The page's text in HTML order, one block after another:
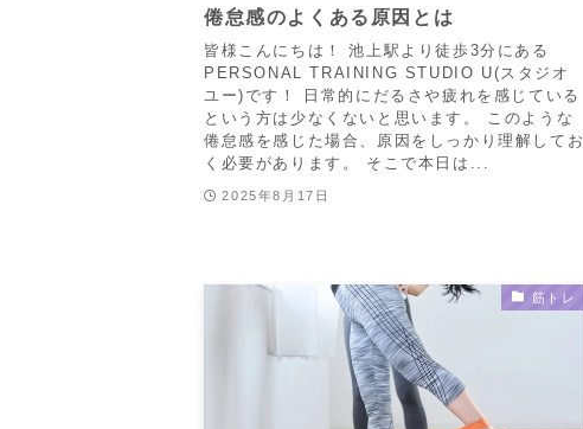
倦怠感のよくある原因とは
皆様こんにちは！ 池上駅より徒歩3分にある
PERSONAL TRAINING STUDIO U(スタジオ
ユー)です！ 日常的にだるさや疲れを感じている
という方は少なくないと思います。 このような
倦怠感を感じた場合、原因をしっかり理解してお
く必要があります。 そこで本日は...
2025年8月17日
筋トレ